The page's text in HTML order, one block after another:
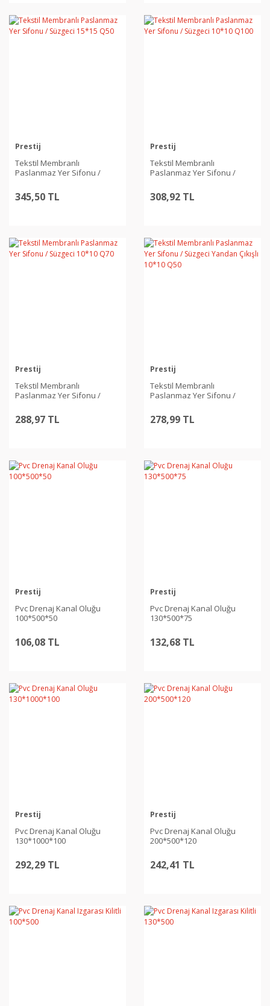
Prestij
Tekstil Membranlı
Paslanmaz Yer Sifonu /
345,50 TL
Prestij
Tekstil Membranlı
Paslanmaz Yer Sifonu /
308,92 TL
Prestij
Tekstil Membranlı
Paslanmaz Yer Sifonu /
288,97 TL
Prestij
Tekstil Membranlı
Paslanmaz Yer Sifonu /
Q50
278,99 TL
Prestij
Pvc Drenaj Kanal Oluğu
100*500*50
106,08 TL
Prestij
Pvc Drenaj Kanal Oluğu
130*500*75
132,68 TL
Prestij
Pvc Drenaj Kanal Oluğu
130*1000*100
292,29 TL
Prestij
Pvc Drenaj Kanal Oluğu
200*500*120
242,41 TL